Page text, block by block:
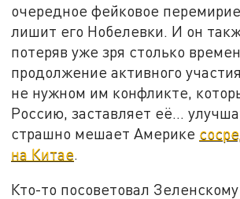
очередное фейковое
лишит его Нобелевки. И он
потеряв уже зря столько
продолжение активного
не нужном им конфликте,
Россию, заставляет её…
страшно мешает Америке
на Китае
Кто-то посоветовал